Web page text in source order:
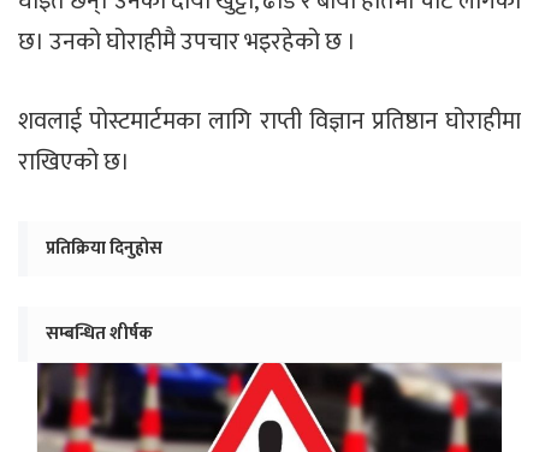
छ। उनको घोराहीमै उपचार भइरहेको छ ।
शवलाई पोस्टमार्टमका लागि राप्ती विज्ञान प्रतिष्ठान घोराहीमा
राखिएको छ।
प्रतिक्रिया दिनुहोस
सम्बन्धित शीर्षक